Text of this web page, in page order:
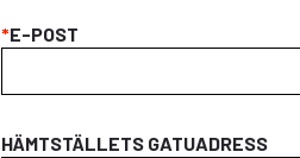
*E-POST
HÄMTSTÄLLETS GATUADRESS